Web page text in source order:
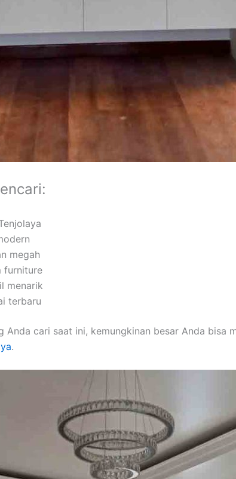
megah
furniture
menarik
terbaru
cari saat ini, kemungkinan besar Anda bisa
.